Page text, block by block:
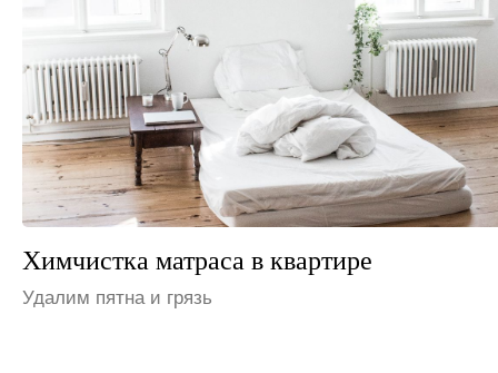
Химчистка матраса на даче
Устраним неприятные запахи